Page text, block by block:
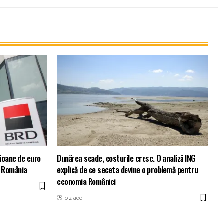
de euro
Dunărea scade, costurile cresc. O analiză ING
explică de ce seceta devine o problemă pentru
economia României
o zi ago